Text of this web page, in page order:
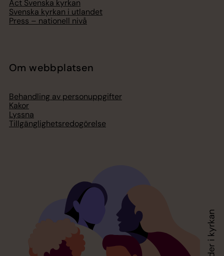
Act Svenska kyrkan
Svenska kyrkan i utlandet
Press – nationell nivå
Om webbplatsen
Behandling av personuppgifter
Kakor
Lyssna
Tillgänglighetsredogörelse